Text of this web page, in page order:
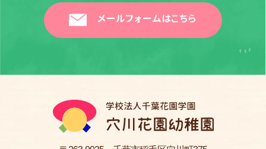
メールフォームはこちら